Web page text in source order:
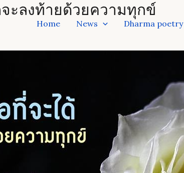
Home News Dharma poetry
ะลงท้ายด้วยความทุกข์